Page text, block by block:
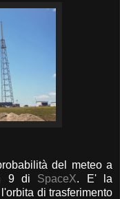
del meteo a
9 di SpaceX. E' la
di trasferimento